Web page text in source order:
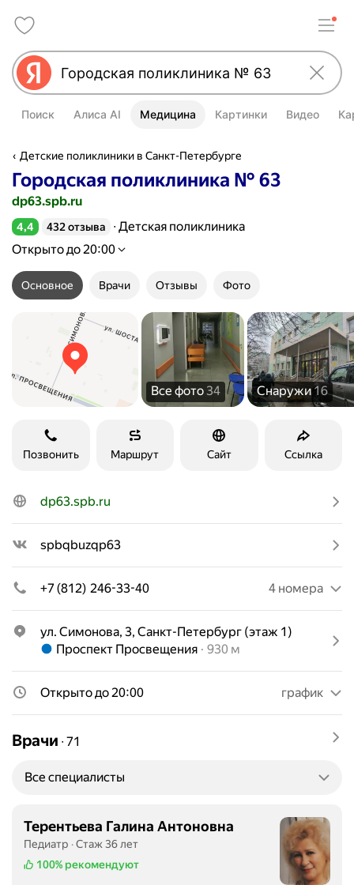
Поиск Алиса AI Медицина Картинки Видео
Детские поликлиники в Санкт-Петербурге
Городская поликлиника № 63
dp63.spb.ru
Рейтинг 4,4 из 5
4,4 432 отзыва
Детская поликлиника
Открыто до 20:00
Основное Врачи Отзывы Фото
Все фото34 Снаружи16
Позвонить Маршрут Сайт Ссылка
dp63.spb.ru
spbqbuzqp63
+7 (812) 246-33-40 4 номера
ул. Симонова, 3, Санкт-Петербург (этаж 1)
Метро Проспект Просвещения Расстояние 930 м
Проспект Просвещения 930 м
Открыто до 20:00 график
Врачи ∙ 71
Все специалисты
Терентьева Галина Антоновна
Педиатр
Стаж 36 лет
100% рекомендуют